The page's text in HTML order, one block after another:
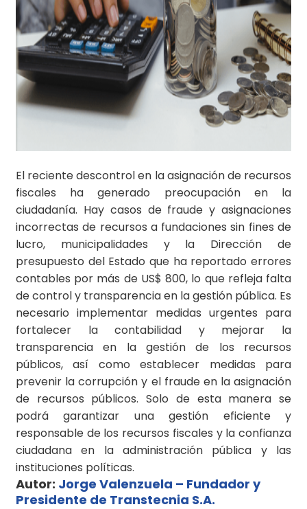
El reciente descontrol en la asignación de recursos
fiscales ha generado preocupación en la
ciudadanía. Hay casos de fraude y asignaciones
incorrectas de recursos a fundaciones sin fines de
lucro, municipalidades y la Dirección de
presupuesto del Estado que ha reportado errores
contables por más de US$ 800, lo que refleja falta
de control y transparencia en la gestión pública. Es
necesario implementar medidas urgentes para
fortalecer la contabilidad y mejorar la
transparencia en la gestión de los recursos
públicos, así como establecer medidas para
prevenir la corrupción y el fraude en la asignación
de recursos públicos. Solo de esta manera se
podrá garantizar una gestión eficiente y
responsable de los recursos fiscales y la confianza
ciudadana en la administración pública y las
instituciones políticas.
Autor: Jorge Valenzuela – Fundador y
Presidente de Transtecnia S.A.